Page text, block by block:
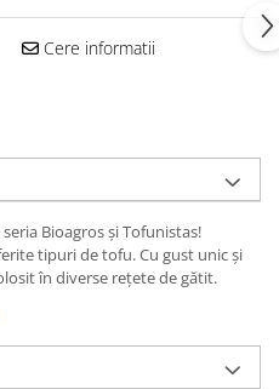
Cere informatii
Bioagros și Tofunistas!
tipuri de tofu. Cu gust unic și
în diverse rețete de gătit.